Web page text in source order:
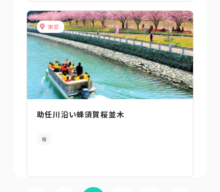
東部
助任川沿い蜂須賀桜並木
桜